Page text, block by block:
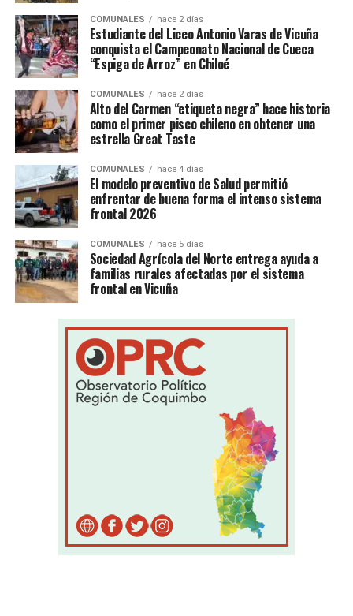
COMUNALES hace 2 días
Estudiante del Liceo Antonio Varas de Vicuña
conquista el Campeonato Nacional de Cueca
“Espiga de Arroz” en Chiloé
COMUNALES hace 2 días
Alto del Carmen “etiqueta negra” hace historia
como el primer pisco chileno en obtener una
estrella Great Taste
COMUNALES hace 4 días
El modelo preventivo de Salud permitió
enfrentar de buena forma el intenso sistema
frontal 2026
COMUNALES hace 5 días
Sociedad Agrícola del Norte entrega ayuda a
familias rurales afectadas por el sistema
frontal en Vicuña